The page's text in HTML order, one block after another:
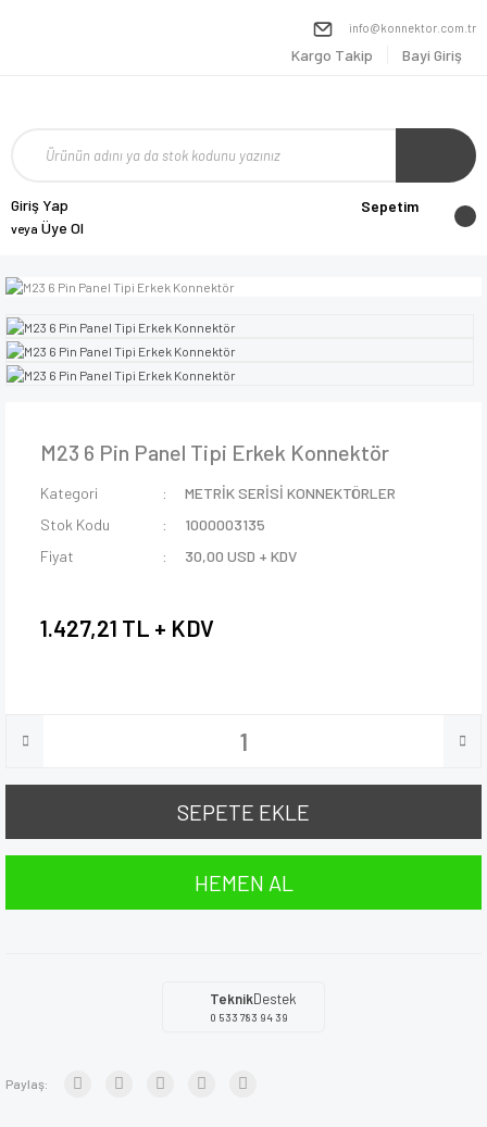
info@konnektor.com.tr
Kargo Takip Bayi Giriş
Giriş Yap
veya Üye Ol
Sepetim
M23 6 Pin Panel Tipi Erkek Konnektör
Kategori
METRİK SERİSİ KONNEKTÖRLER
Stok Kodu
1000003135
Fiyat
30,00 USD + KDV
1.427,21 TL + KDV
SEPETE EKLE
HEMEN AL
TeknikDestek
0 533 783 94 39
Paylaş: